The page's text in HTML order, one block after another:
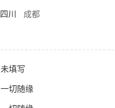
四川 成都
未填写
一切随缘